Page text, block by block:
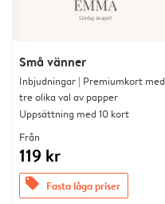
Små vänner
Inbjudningar | Premiumkort med
tre olika val av papper
Uppsättning med 10 kort
Från
119 kr
offers Fasta låga priser